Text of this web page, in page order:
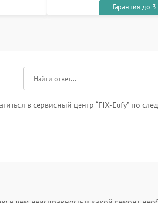
талоном бесплатноГарантия до
в сервисный центр “FIX-Eufy” по